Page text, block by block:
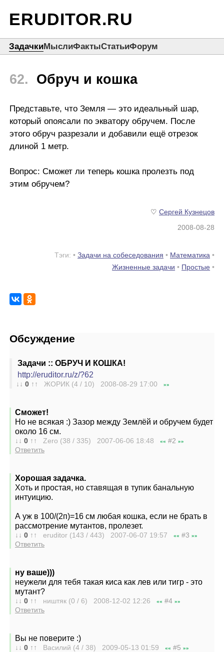
ERUDITOR.RU
ЗадачкиМыслиФактыСтатьиФорум
62. Обруч и кошка
Представьте, что Земля — это идеальный шар,
который опоясали по экватору обручем. После
этого обруч разрезали и добавили ещё отрезок
длиной 1 метр.
Вопрос: Сможет ли теперь кошка пролезть под
этим обручем?
♡ Сергей Кузнецов
2008-08-28
Тэги: •Задачи на собеседования • Математика •
Жизненные задачи • Простые •
Обсуждение
Задачи :: ОБРУЧ И КОШКА!
http://eruditor.ru/z/?62
↓↓ 0 ↑↑ ЖОРИК (4 / 10) 2008-08-29 17:00 »»
Сможет!
Но не всякая :) Зазор между Землёй и обручем будет
около 16 см.
↓↓ 0 ↑↑ Zero (38 / 335) 2007-06-06 18:48 «« #2 »»
Ответить
Хорошая задачка.
Хоть и простая, но ставящая в тупик банальную
интуицию.
А уж в 100/(2п)=16 см любая кошка, если не брать в
рассмотрение мутантов, пролезет.
↓↓ 0 ↑↑ eruditor (143 / 443) 2007-06-07 19:57 «« #3 »»
Ответить
ну ваше)))
неужели для тебя такая киса как лев или тигр - это
мутант?
↓↓ 0 ↑↑ ништяк (0 / 6) 2008-12-02 12:26 «« #4 »»
Ответить
Вы не поверите :)
↓↓ 0 ↑↑ Василий (4 / 38) 2009-05-13 01:59 «« #5 »»